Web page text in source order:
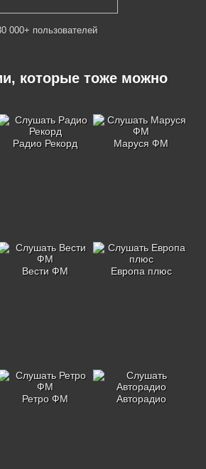
000+ пользователей
которые тоже можно
Радио Рекорд Маруся ФМ
Вести ФМ Европа плюс
Ретро ФМ Авторадио